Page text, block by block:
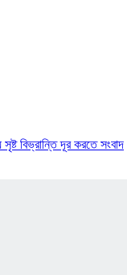
বিভ্রান্তি দূর করতে সংবাদ